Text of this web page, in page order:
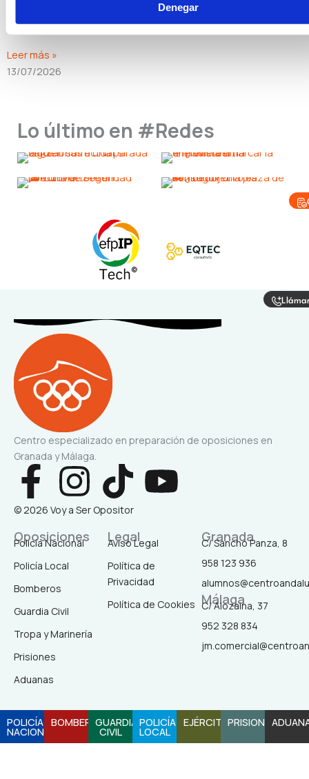
Denegar
Funcionario de prisiones: funciones reales, horarios y sueldo
Leer más »
13/07/2026
Lo último en #Redes
Centro especializado en preparación de oposiciones en
Granada y Málaga.
F
a
c
e
b
o
o
k
-
I
n
s
a
g
a
m
T
i
k
t
o
Y
u
© 2026 Voy a Ser Opositor
Oposiciones
Policía Nacional
Policía Local
Bomberos
Guardia Civil
Tropa y Marinería
Prisiones
Aduanas
Legal
Aviso Legal
Política de
Privacidad
Política de Cookies
Granada
C/ Sancho Panza, 8
958 123 936
Málaga
C/ Alozaina, 37
952 328 834
POLICÍA
NACIONAL
BOMBEROSGUARDIA
CIVIL
POLICÍA
LOCAL
EJÉRCITOPRISIONES